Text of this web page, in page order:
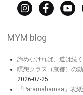
MYM blog
諦めなければ、道は続
瞑想クラス（京都）の
2026-07-25
『Paramahamsa』表